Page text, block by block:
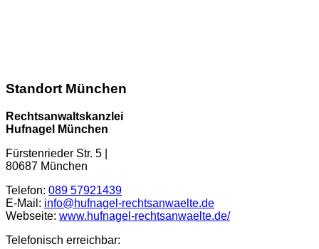
Standort München
Rechtsanwaltskanzlei
Hufnagel München
Fürstenrieder Str. 5
80687 München
Telefon: 089 57921439
E-Mail: info@hufnagel-rechtsanwaelte.de
Webseite: www.hufnagel-rechtsanwaelte.de/
Telefonisch erreichbar: